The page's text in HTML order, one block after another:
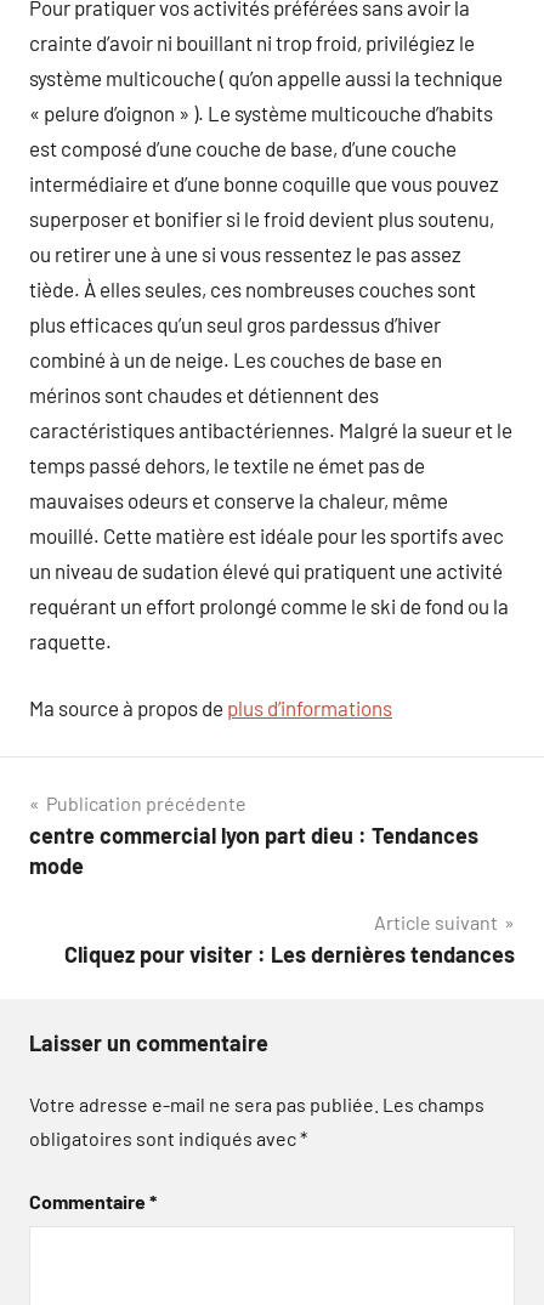
Pour pratiquer vos activités préférées sans avoir la
crainte d’avoir ni bouillant ni trop froid, privilégiez le
système multicouche ( qu’on appelle aussi la technique
« pelure d’oignon » ). Le système multicouche d’habits
est composé d’une couche de base, d’une couche
intermédiaire et d’une bonne coquille que vous pouvez
superposer et bonifier si le froid devient plus soutenu,
ou retirer une à une si vous ressentez le pas assez
tiède. À elles seules, ces nombreuses couches sont
plus efficaces qu’un seul gros pardessus d’hiver
combiné à un de neige. Les couches de base en
mérinos sont chaudes et détiennent des
caractéristiques antibactériennes. Malgré la sueur et le
temps passé dehors, le textile ne émet pas de
mauvaises odeurs et conserve la chaleur, même
mouillé. Cette matière est idéale pour les sportifs avec
un niveau de sudation élevé qui pratiquent une activité
requérant un effort prolongé comme le ski de fond ou la
raquette.
Ma source à propos de plus d’informations
Navigation
de
Publication précédente
centre commercial lyon part dieu : Tendances
mode
Article suivant
Cliquez pour visiter : Les dernières tendances
Laisser un commentaire
Votre adresse e-mail ne sera pas publiée. Les champs
obligatoires sont indiqués avec*
Commentaire*